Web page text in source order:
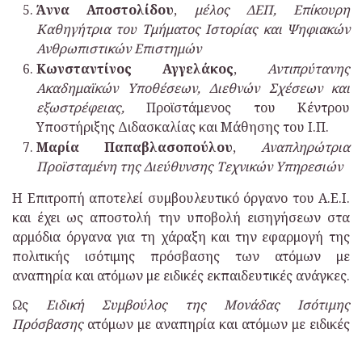
Άννα Αποστολίδου, μέλος ΔΕΠ, Επίκουρη
Καθηγήτρια του Τμήματος Ιστορίας και Ψηφιακών
Ανθρωπιστικών Επιστημών
Κωνσταντίνος Αγγελάκος, Αντιπρύτανης
Ακαδημαϊκών Υποθέσεων, Διεθνών Σχέσεων και
εξωστρέφειας, Προϊστάμενος του Κέντρου
Υποστήριξης Διδασκαλίας και Μάθησης του Ι.Π.
Μαρία Παπαβλασοπούλου, Αναπληρώτρια
Προϊσταμένη της Διεύθυνσης Τεχνικών Υπηρεσιών
Η Επιτροπή αποτελεί συμβουλευτικό όργανο του Α.Ε.Ι.
και έχει ως αποστολή την υποβολή εισηγήσεων στα
αρμόδια όργανα για τη χάραξη και την εφαρμογή της
πολιτικής ισότιμης πρόσβασης των ατόμων με
αναπηρία και ατόμων με ειδικές εκπαιδευτικές ανάγκες.
Ως Ειδική Συμβούλος της Μονάδας Ισότιμης
Πρόσβασης ατόμων με αναπηρία και ατόμων με ειδικές